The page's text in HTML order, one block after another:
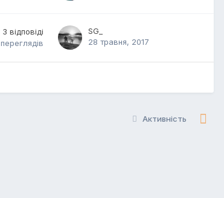
3 відповіді
переглядів
SG_
28 травня, 2017
Активність